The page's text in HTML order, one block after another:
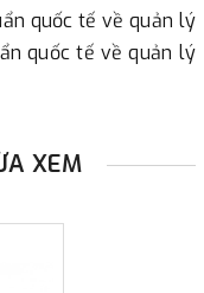
thành Hà Nội.
trị hàng + phí vận
sách vận chuyển
tiền của quý
theo yêu cầu.
quốc tế về quản lý
quốc tế về quản lý
XEM